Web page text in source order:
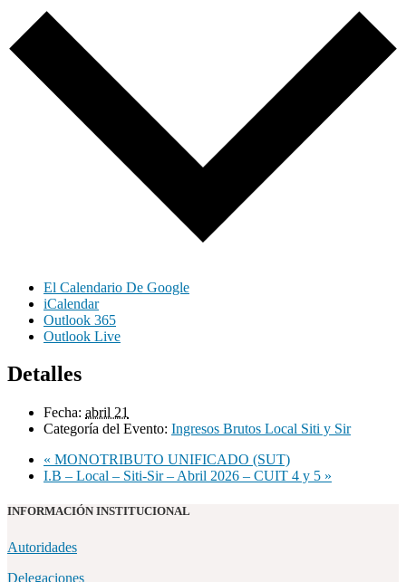
El Calendario De Google
iCalendar
Outlook 365
Outlook Live
Detalles
Fecha: abril 21
Categoría del Evento: Ingresos Brutos Local Siti y Sir
« MONOTRIBUTO UNIFICADO (SUT)
I.B – Local – Siti-Sir – Abril 2026 – CUIT 4 y 5 »
INFORMACIÓN INSTITUCIONAL
Autoridades
Delegaciones